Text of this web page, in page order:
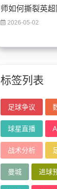
师如何撕裂英超
2026-05-02
标签列表
足球争议
球星直播
战术分析
曼城 进球